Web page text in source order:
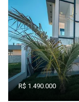
R$ 1.490.000